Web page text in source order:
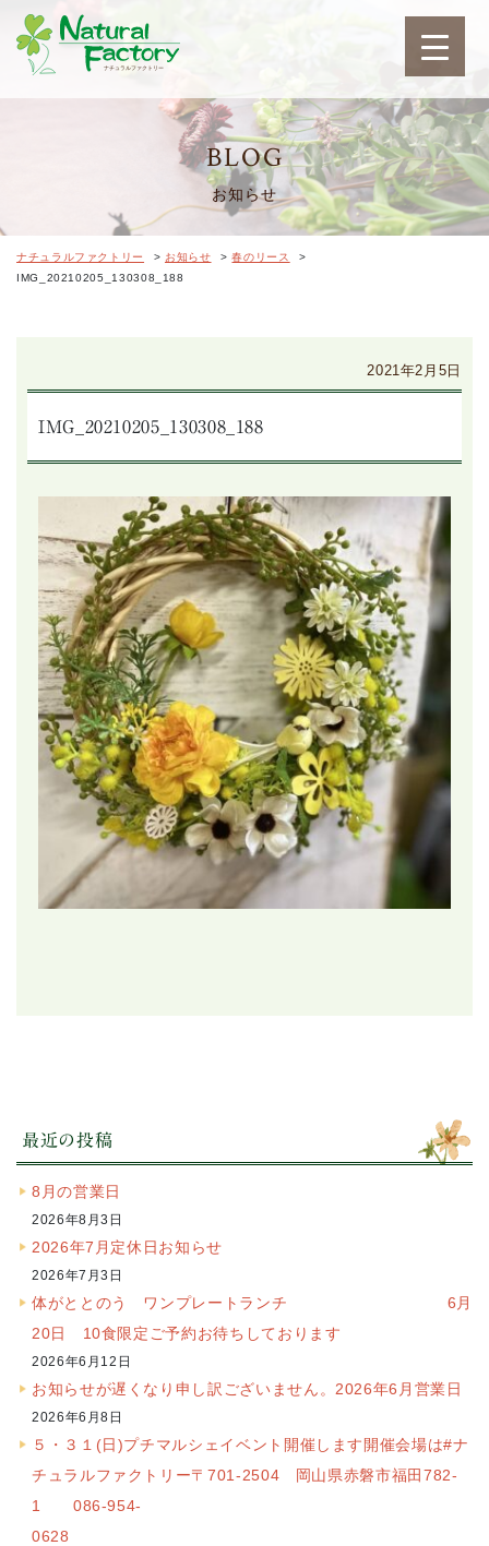
ナチュラルファクトリ
BLOG
お知らせ
ナチュラルファクトリー > お知らせ >春のリース
>
IMG_20210205_130308_188
2021年2月5日
IMG_20210205_130308_188
最近の投稿
8月の営業日
2026年8月3日
2026年7月定休日お知らせ
2026年7月3日
体がととのう ワンプレートランチ 6月
20日 10食限定ご予約お待ちしております
2026年6月12日
お知らせが遅くなり申し訳ございません。2026年6月営業日
2026年6月8日
５・３１(日)プチマルシェイベント開催します開催会場は#ナ
チュラルファクトリー〒701-2504 岡山県赤磐市福田782-
1 086-954-
0628